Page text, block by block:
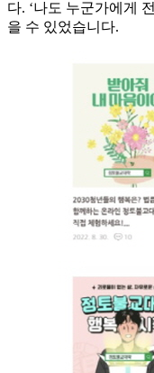
다. ‘나도 누군가에게
을 수 있었습니다.